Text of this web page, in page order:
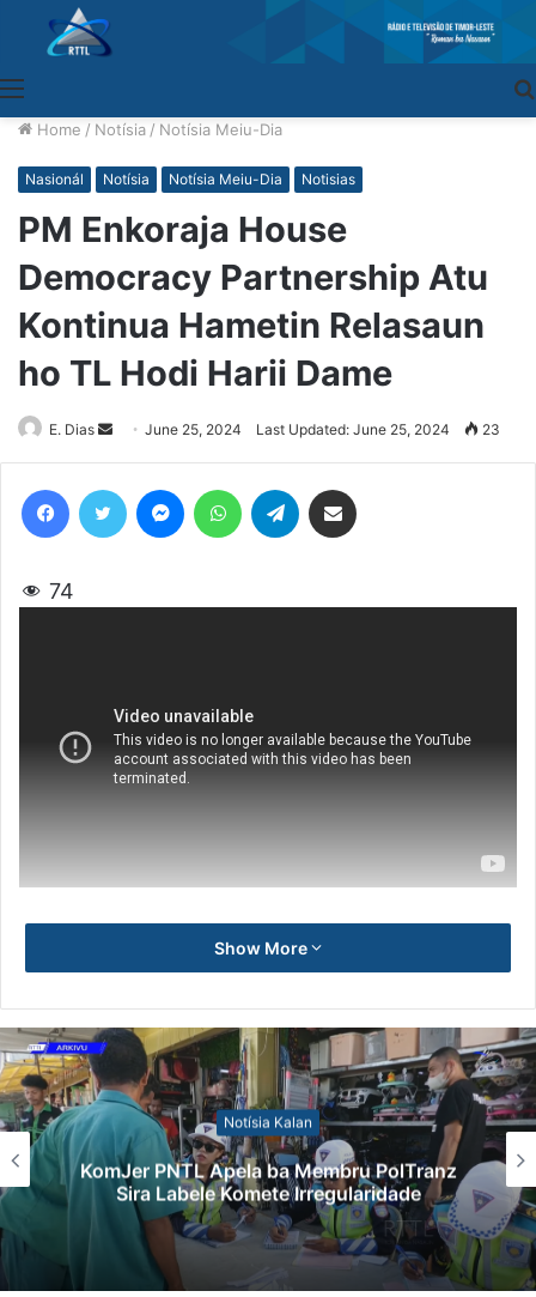
Home / Notísia / Notísia Meiu-Dia
Nasionál Notísia Notísia Meiu-Dia Notisias
PM Enkoraja House
Democracy Partnership Atu
Kontinua Hametin Relasaun
ho TL Hodi Harii Dame
E. Dias
Send
an
June 25, 2024 Last Updated: June 25, 2024 23
74
Show More
Notísia Kalan
CCLN Taka Ona Lista Edital ba Rekerimentu
Pensaun Kombatentes